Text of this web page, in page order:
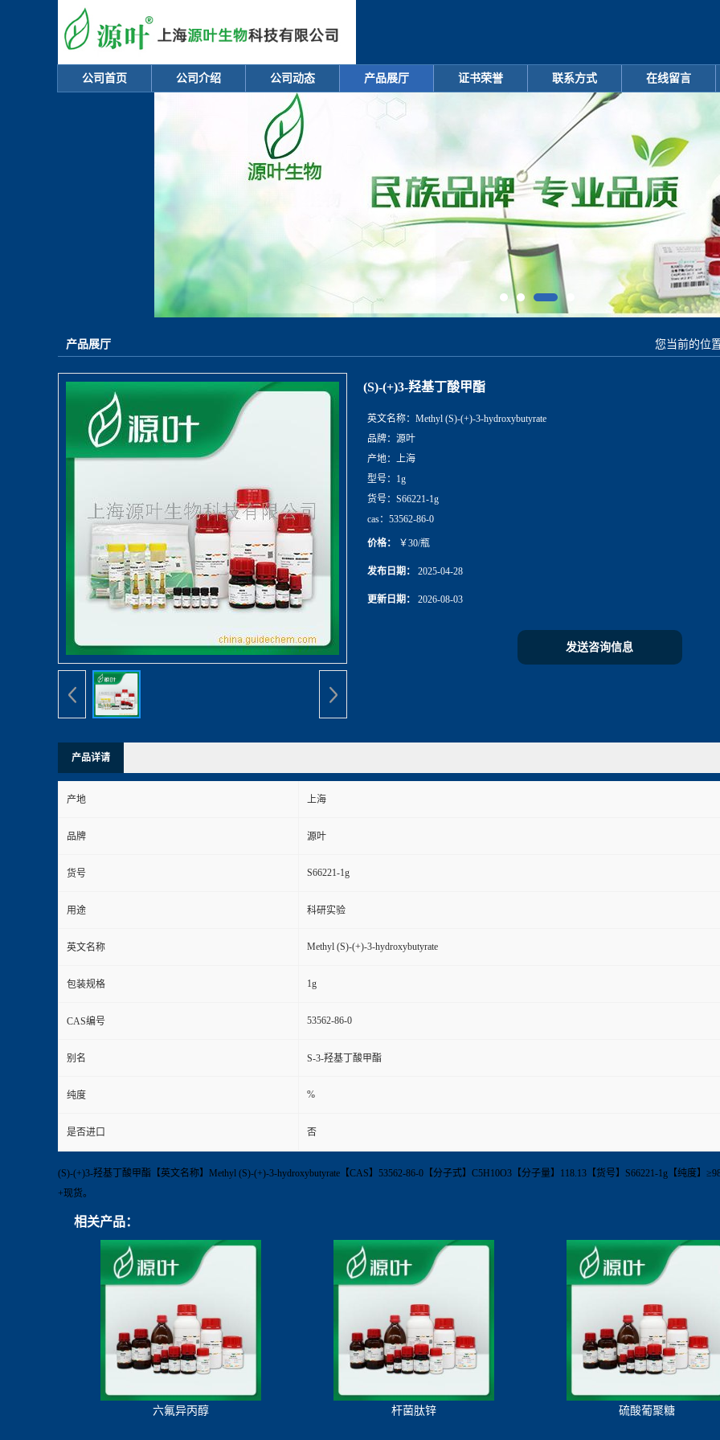
公司首页 公司介绍 公司动态 产品展厅 证书荣誉 联系方式 在线留言
产品展厅 您当前的位
(S)-(+)3-羟基丁酸甲酯
英文名称： Methyl (S)-(+)-3-hydroxybutyrate
品牌： 源叶
产地： 上海
型号： 1g
货号： S66221-1g
cas： 53562-86-0
价格： ￥30/瓶
发布日期： 2025-04-28
更新日期： 2026-08-03
发送咨询信息
产品详请
产地 上海
品牌 源叶
货号 S66221-1g
用途 科研实验
英文名称 Methyl (S)-(+)-3-hydroxybutyrate
包装规格 1g
CAS编号 53562-86-0
别名 S-3-羟基丁酸甲酯
纯度 %
是否进口 否
(S)-(+)3-羟基丁酸甲酯【英文名称】Methyl (S)-(+)-3-hydroxybutyrate【CAS】53562-86-0【分子式】C5H10O3【分子量】118.13【货号】S66221-1g【纯度】
+现货。
相关产品：
六氟异丙醇 杆菌肽锌 硫酸葡聚糖